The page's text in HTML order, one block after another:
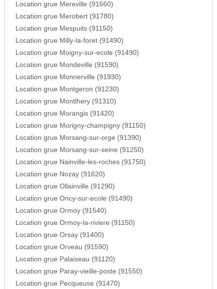
Location grue Mereville (91660)
Location grue Merobert (91780)
Location grue Mespuits (91150)
Location grue Milly-la-foret (91490)
Location grue Moigny-sur-ecole (91490)
Location grue Mondeville (91590)
Location grue Monnerville (91930)
Location grue Montgeron (91230)
Location grue Montlhery (91310)
Location grue Morangis (91420)
Location grue Morigny-champigny (91150)
Location grue Morsang-sur-orge (91390)
Location grue Morsang-sur-seine (91250)
Location grue Nainville-les-roches (91750)
Location grue Nozay (91620)
Location grue Ollainville (91290)
Location grue Oncy-sur-ecole (91490)
Location grue Ormoy (91540)
Location grue Ormoy-la-riviere (91150)
Location grue Orsay (91400)
Location grue Orveau (91590)
Location grue Palaiseau (91120)
Location grue Paray-vieille-poste (91550)
Location grue Pecqueuse (91470)